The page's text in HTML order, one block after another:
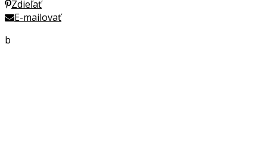
Zdieľať
E-mailovať
b